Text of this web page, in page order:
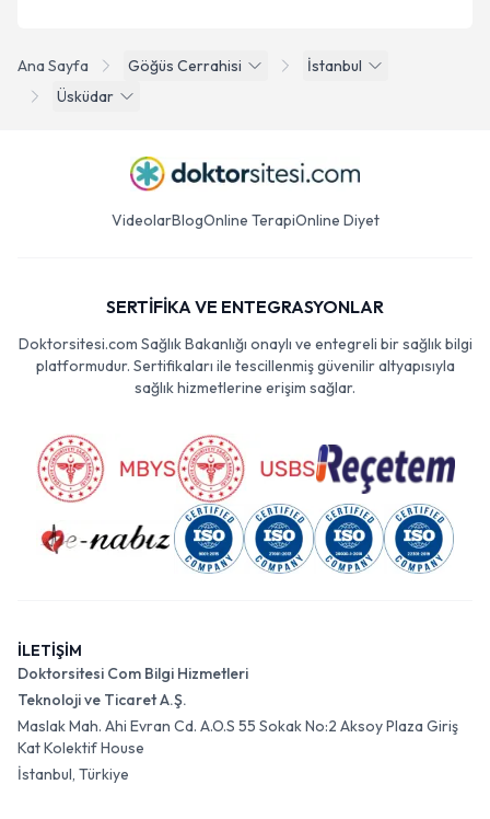
Ana Sayfa Göğüs Cerrahisi
İstanbul
Üsküdar
VideolarBlogOnline TerapiOnline Diyet
SERTİFİKA VE ENTEGRASYONLAR
Doktorsitesi.com Sağlık Bakanlığı onaylı ve entegreli bir sağlık bilgi
platformudur. Sertifikaları ile tescillenmiş güvenilir altyapısıyla
sağlık hizmetlerine erişim sağlar.
İLETİŞİM
Doktorsitesi Com Bilgi Hizmetleri
Teknoloji ve Ticaret A.Ş.
Maslak Mah. Ahi Evran Cd. A.O.S 55 Sokak No:2 Aksoy Plaza Giriş
Kat Kolektif House
İstanbul, Türkiye